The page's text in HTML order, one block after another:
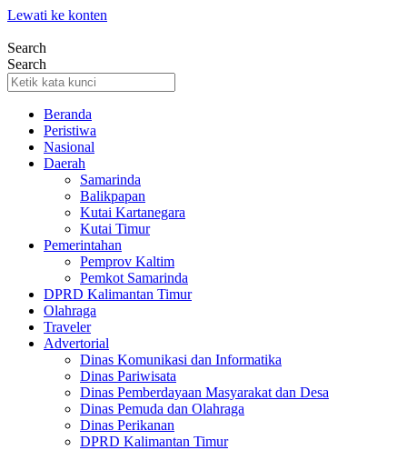
Lewati ke konten
Search
Search
Beranda
Peristiwa
Nasional
Daerah
Samarinda
Balikpapan
Kutai Kartanegara
Kutai Timur
Pemerintahan
Pemprov Kaltim
Pemkot Samarinda
DPRD Kalimantan Timur
Olahraga
Traveler
Advertorial
Dinas Komunikasi dan Informatika
Dinas Pariwisata
Dinas Pemberdayaan Masyarakat dan Desa
Dinas Pemuda dan Olahraga
Dinas Perikanan
DPRD Kalimantan Timur